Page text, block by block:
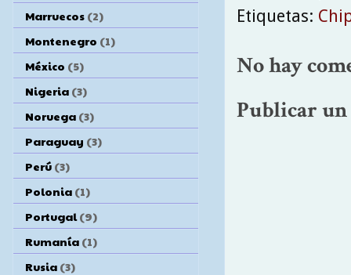
Etiquetas:
No hay
Publicar
Marruecos (2)
Montenegro (1)
México (5)
Nigeria (3)
Noruega (3)
Paraguay (3)
Perú (3)
Polonia (1)
Portugal (9)
Rumanía (1)
Rusia (3)